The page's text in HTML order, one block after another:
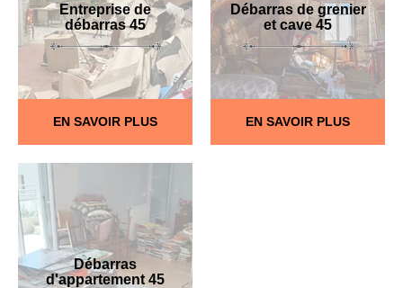
Entreprise de
débarras 45
EN SAVOIR PLUS
Débarras de grenier
et cave 45
EN SAVOIR PLUS
Débarras
d'appartement 45